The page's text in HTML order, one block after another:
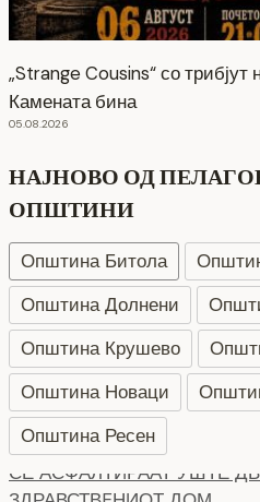
„Strange Cousins“ со
Камената бина
05.08.2026
НАЈНОВО ОД
ОПШТИНИ
Општина Битола
Општина Долнени
Општина Крушево
Општина Новаци
Општина Ресен
НОВ ПАРКИНГ ПРОСТОР